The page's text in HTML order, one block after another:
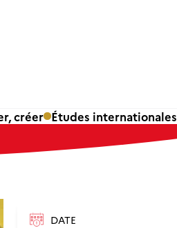
créer Études internationales
DATE